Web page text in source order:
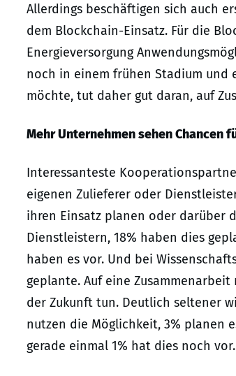
Allerdings beschäftigen sich auch
dem Blockchain-Einsatz. Für die
Energieversorgung
noch in einem frühen Stadium und
möchte, tut daher gut daran, auf
Mehr Unternehmen sehen Chancen
Interessanteste
eigenen Zulieferer oder
ihren Einsatz planen oder darüber
Dienstleistern, 18% haben dies
haben es vor. Und bei
geplante. Auf eine
der Zukunft tun. Deutlich seltener
nutzen die Möglichkeit, 3% planen
gerade einmal 1% hat dies noch vor.